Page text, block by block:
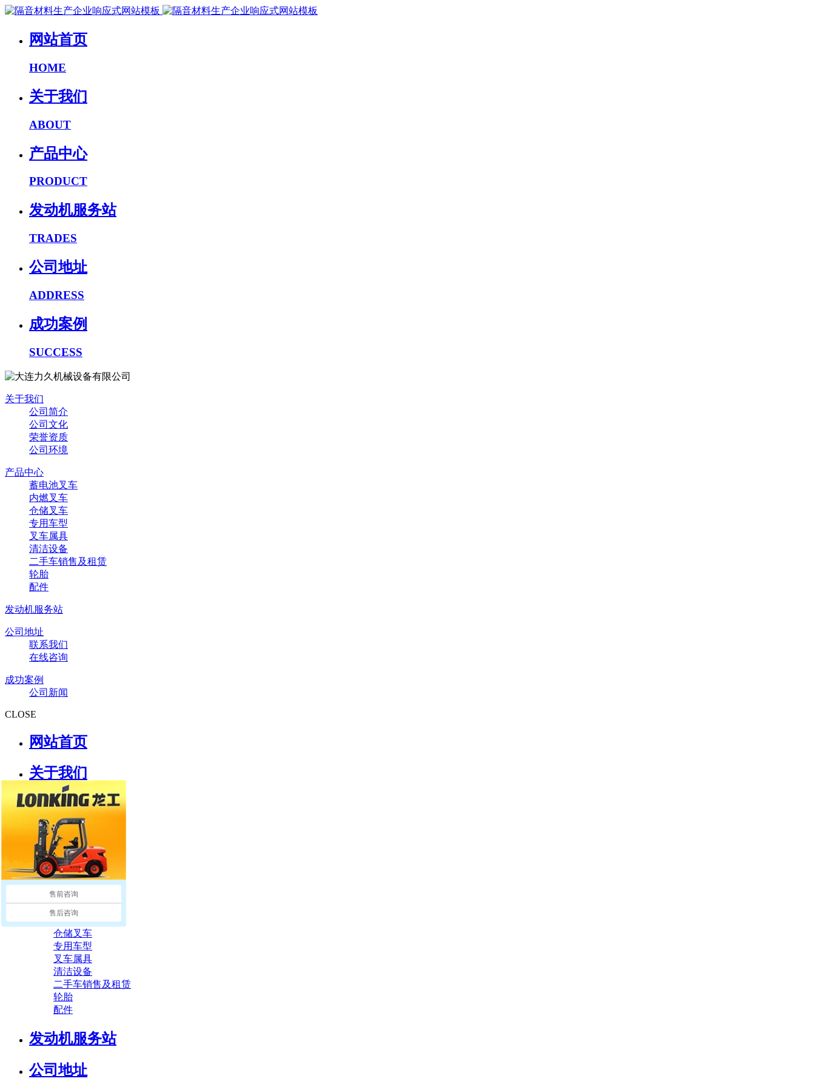
网站首页
HOME
关于我们
ABOUT
产品中心
PRODUCT
发动机服务站
TRADES
公司地址
ADDRESS
成功案例
SUCCESS
关于我们
公司简介
公司文化
荣誉资质
公司环境
产品中心
蓄电池叉车
内燃叉车
仓储叉车
专用车型
叉车属具
清洁设备
二手车销售及租赁
轮胎
配件
发动机服务站
公司地址
联系我们
在线咨询
成功案例
公司新闻
CLOSE
网站首页
关于我们
公司简介
公司文化
荣誉资质
公司环境
产品中心
全部
蓄电池叉车
内燃叉车
仓储叉车
专用车型
叉车属具
清洁设备
二手车销售及租赁
轮胎
配件
发动机服务站
公司地址
售前咨询
售后咨询